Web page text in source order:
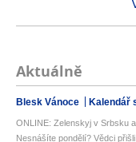
Aktuálně
Blesk Vánoce Kalendář
ONLINE: Zelenskyj v Srbsku
Nesnášíte pondělí? Vědci